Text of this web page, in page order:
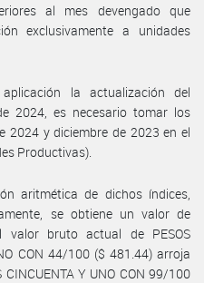
al mes devengado que
exclusivamente a unidades
la actualización del
2024, es necesario tomar los
2024 y diciembre de 2023 en el
Productivas).
aritmética de dichos índices,
se obtiene un valor de
valor bruto actual de PESOS
CON 44/100 ($ 481.44) arroja
Y UNO CON 99/100